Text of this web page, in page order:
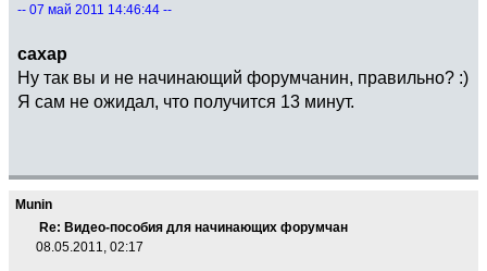
-- 07 май 2011 14:46:44 --
caxap
Ну так вы и не начинающий форумчанин, правильно? :)
Я сам не ожидал, что получится 13 минут.
Munin
Re: Видео-пособия для начинающих форумчан
08.05.2011, 02:17